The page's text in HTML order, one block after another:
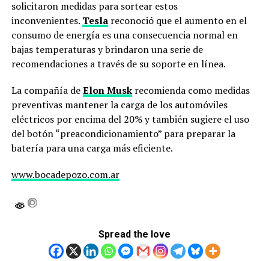
solicitaron medidas para sortear estos
inconvenientes. Tesla reconoció que el aumento en el
consumo de energía es una consecuencia normal en
bajas temperaturas y brindaron una serie de
recomendaciones a través de su soporte en línea.
La compañía deElon Musk recomienda como medidas
preventivas mantener la carga de los automóviles
eléctricos por encima del 20% y también sugiere el uso
del botón “preacondicionamiento” para preparar la
batería para una carga más eficiente.
www.bocadepozo.com.ar
Spread the love